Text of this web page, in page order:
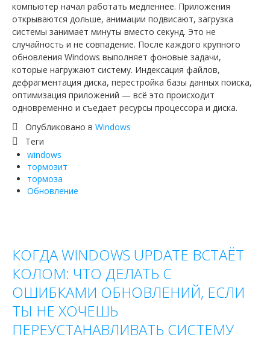
компьютер начал работать медленнее. Приложения
открываются дольше, анимации подвисают, загрузка
системы занимает минуты вместо секунд. Это не
случайность и не совпадение. После каждого крупного
обновления Windows выполняет фоновые задачи,
которые нагружают систему. Индексация файлов,
дефрагментация диска, перестройка базы данных поиска,
оптимизация приложений — всё это происходит
одновременно и съедает ресурсы процессора и диска.
Опубликовано в Windows
Теги
windows
тормозит
тормоза
Обновление
КОГДА WINDOWS UPDATE ВСТАЁТ
КОЛОМ: ЧТО ДЕЛАТЬ С
ОШИБКАМИ ОБНОВЛЕНИЙ, ЕСЛИ
ТЫ НЕ ХОЧЕШЬ
ПЕРЕУСТАНАВЛИВАТЬ СИСТЕМУ